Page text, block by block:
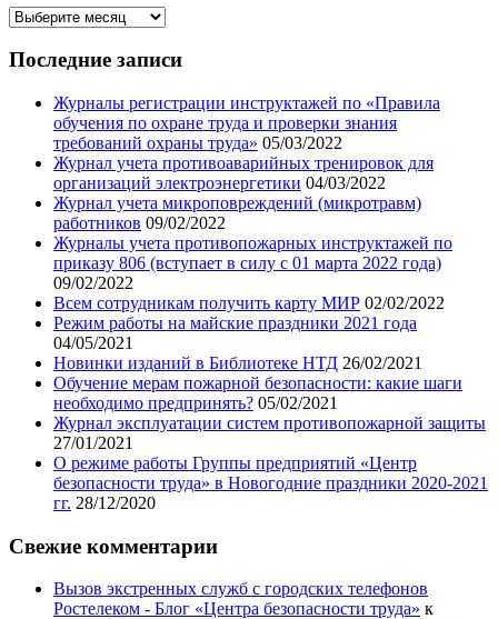
Архив
нашего
Последние записи
Журналы регистрации инструктажей по «Правила
обучения по охране труда и проверки знания
требований охраны труда» 05/03/2022
Журнал учета противоаварийных тренировок для
организаций электроэнергетики 04/03/2022
Журнал учета микроповреждений (микротравм)
работников 09/02/2022
Журналы учета противопожарных инструктажей по
приказу 806 (вступает в силу с 01 марта 2022 года)
09/02/2022
Всем сотрудникам получить карту МИР 02/02/2022
Режим работы на майские праздники 2021 года
04/05/2021
Новинки изданий в Библиотеке НТД 26/02/2021
Обучение мерам пожарной безопасности: какие шаги
необходимо предпринять? 05/02/2021
Журнал эксплуатации систем противопожарной защиты
27/01/2021
О режиме работы Группы предприятий «Центр
безопасности труда» в Новогодние праздники 2020-2021
гг. 28/12/2020
Свежие комментарии
Вызов экстренных служб с городских телефонов
Ростелеком - Блог «Центра безопасности труда» к